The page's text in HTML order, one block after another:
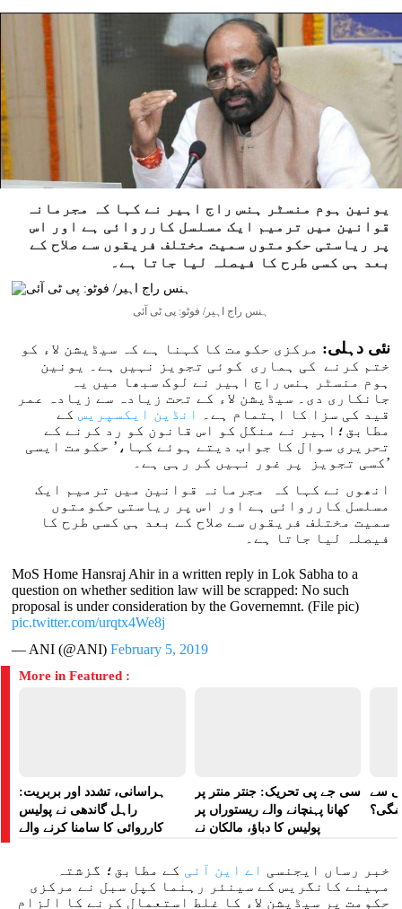
یونین ہوم منسٹر ہنس راج اہیر نے کہا کہ مجرمانہ
قوانین میں ترمیم ایک مسلسل کارروائی ہے اور اس
پر ریاستی حکومتوں سمیت مختلف فریقوں سے صلاح کے
بعد ہی کسی طرح کا فیصلہ لیا جاتا ہے۔
ہنس راج اہیر/ فوٹو: پی ٹی آئی
نئی دہلی: مرکزی حکومت کا کہنا ہے کہ سیڈیشن لاء کو
ختم کرنے کی ہماری کوئی تجویز نہیں ہے۔ یونین
ہوم منسٹر ہنس راج اہیر نے لوک سبھا میں یہ
جانکاری دی۔ سیڈیشن لاء کے تحت زیادہ سے زیادہ عمر
قید کی سزا کا اہتمام ہے۔
انڈین ایکسپریس کے
مطابق؛اہیر نے منگل کو اس قانون کو رد کرنے کے
تحریری سوال کا جواب دیتے ہوئے کہا،’ حکومت ایسی
کسی تجویز پر غور نہیں کر رہی ہے۔’
انھوں نے کہا کہ مجرمانہ قوانین میں ترمیم ایک
مسلسل کارروائی ہے اور اس پر ریاستی حکومتوں
سمیت مختلف فریقوں سے صلاح کے بعد ہی کسی طرح کا
فیصلہ لیا جاتا ہے۔
MoS Home Hansraj Ahir in a written reply in Lok Sabha to a
question on whether sedition law will be scrapped: No such
proposal is under consideration by the Governemnt. (File pic)
pic.twitter.com/urqtx4We8j
— ANI (@ANI)February 5, 2019
More in Featured :
ہراسانی، تشدد اور بربریت:
راہل گاندھی نے پولیس
کارروائی کا سامنا کرنے والے
سی جے پی تحریک: جنتر منتر پر
کھانا پہنچانے والے ریستوراں پر
پولیس کا دباؤ، مالکان نے
سے
خبر رساں ایجنسی اے این آئی کے مطابق؛ گزشتہ
مہینے کانگریس کے سینئر رہنما کپل سبل نے مرکزی
حکومت پر سیڈیشن لاء کا غلط استعمال کرنے کا الزام